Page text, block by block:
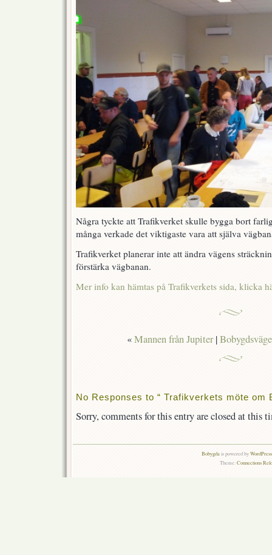
Några tyckte att Trafikverket skulle bygga bort
många verkade det viktigaste vara att själva
Trafikverket planerar inte att ändra vägens
förstärka vägbanan.
Mer info kan hämtas på Trafikverkets sida, klicka
«Mannen från Jupiter|
No Responses to “ Trafikverkets möte om
Sorry, comments for this entry are closed at this
Bobygdais powered by
Theme:Connections